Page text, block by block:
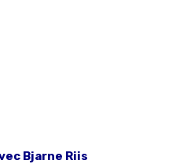
Bjarne Riis